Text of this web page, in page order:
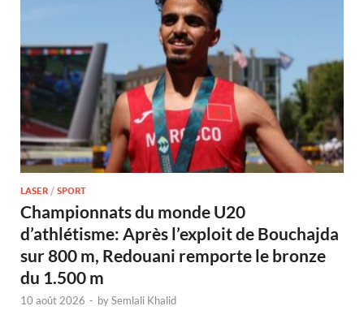
LASER / SPORT
Championnats du monde U20
d’athlétisme: Après l’exploit de Bouchajda
sur 800 m, Redouani remporte le bronze
du 1.500 m
10 août 2026 - bySemlali Khalid